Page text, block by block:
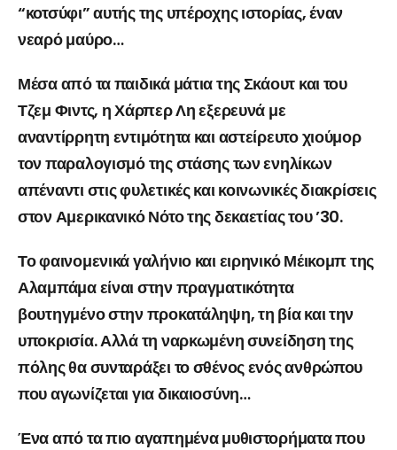
“κοτσύφι” αυτής της υπέροχης ιστορίας, έναν
νεαρό μαύρο…
Μέσα από τα παιδικά μάτια της Σκάουτ και του
Τζεμ Φιντς, η Χάρπερ Λη εξερευνά με
αναντίρρητη εντιμότητα και αστείρευτο χιούμορ
τον παραλογισμό της στάσης των ενηλίκων
απέναντι στις φυλετικές και κοινωνικές διακρίσεις
στον Αμερικανικό Νότο της δεκαετίας του ’30.
Το φαινομενικά γαλήνιο και ειρηνικό Μέικομπ της
Αλαμπάμα είναι στην πραγματικότητα
βουτηγμένο στην προκατάληψη, τη βία και την
υποκρισία. Αλλά τη ναρκωμένη συνείδηση της
πόλης θα συνταράξει το σθένος ενός ανθρώπου
που αγωνίζεται για δικαιοσύνη…
Ένα από τα πιο αγαπημένα μυθιστορήματα που